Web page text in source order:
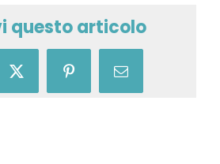
questo articolo
X PinterestEmail